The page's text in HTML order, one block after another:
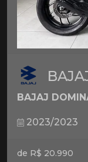
BAJAJ
2023/2023
de R$ 20.990